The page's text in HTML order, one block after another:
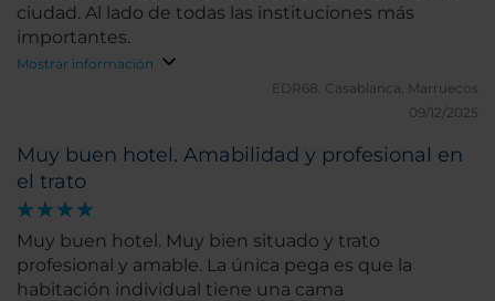
ciudad. Al lado de todas las instituciones más
importantes.
Mostrar información
EDR68. Casablanca, Marruecos
09/12/2025
Muy buen hotel. Amabilidad y profesional en
el trato
Muy buen hotel. Muy bien situado y trato
profesional y amable. La única pega es que la
habitación individual tiene una cama